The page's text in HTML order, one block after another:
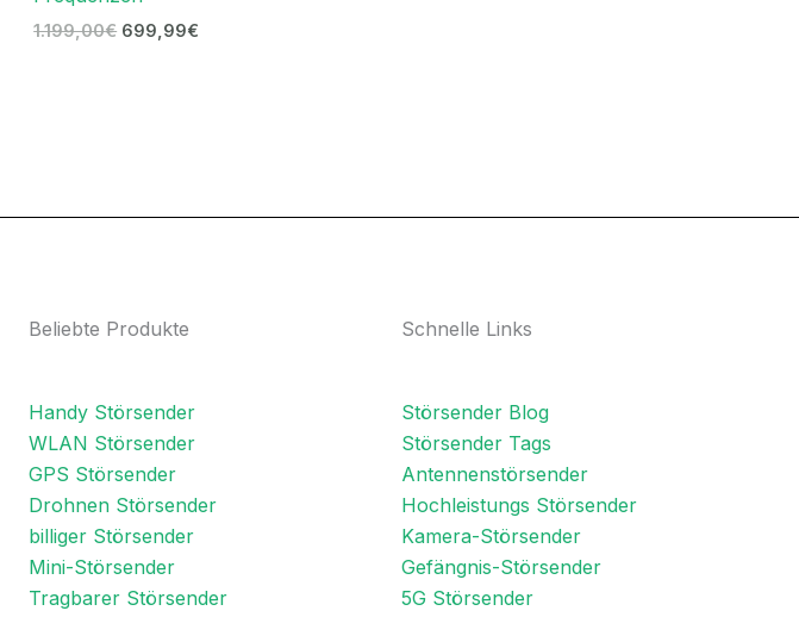
1.199,00€ 699,99€
Beliebte Produkte
Handy Störsender
WLAN Störsender
GPS Störsender
Drohnen Störsender
billiger Störsender
Mini-Störsender
Tragbarer Störsender
Schnelle Links
Störsender Blog
Störsender Tags
Antennenstörsender
Hochleistungs Störsender
Kamera-Störsender
Gefängnis-Störsender
5G Störsender